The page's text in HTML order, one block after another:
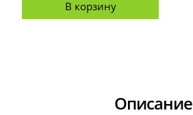
В корзину
Описание